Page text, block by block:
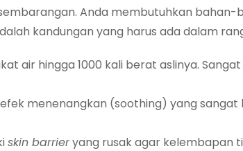
Anda membutuhkan bahan-
kandungan yang harus ada dalam
air hingga 1000 kali berat aslinya.
menenangkan (soothing) yang sangat
skin barrieryang rusak agar kelembapan